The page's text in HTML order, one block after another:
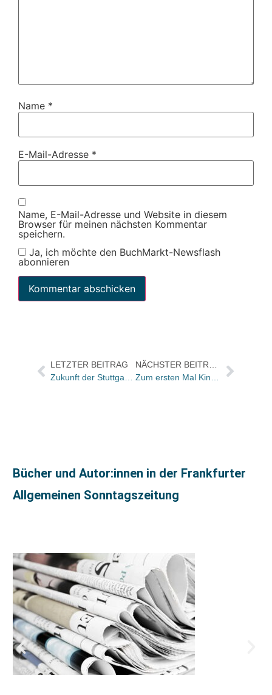
Name *
E-Mail-Adresse *
Name, E-Mail-Adresse und Website in diesem
Browser für meinen nächsten Kommentar
speichern.
Ja, ich möchte den BuchMarkt-Newsflash
abonnieren
LETZTER BEITRAG
Bücher und Autor:innen in der Frankfurter
Allgemeinen Sonntagszeitung